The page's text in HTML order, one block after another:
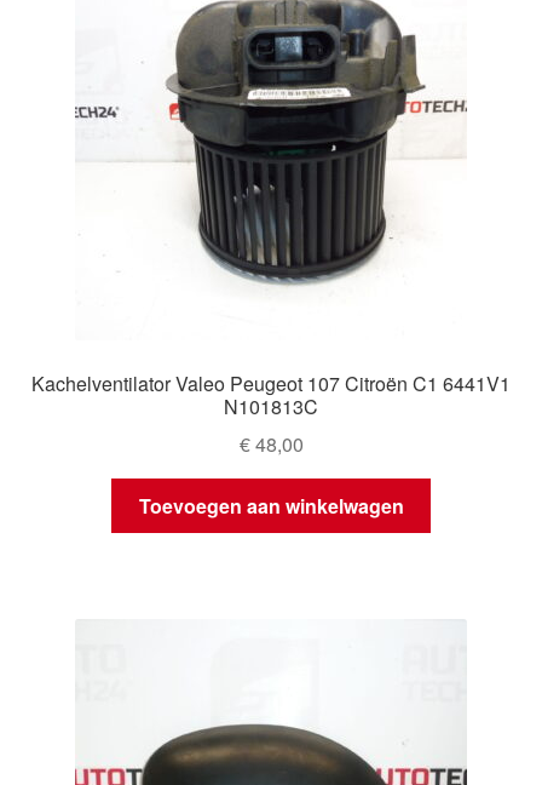
Kachelventilator Valeo Peugeot 107 Citroën C1 6441V1
N101813C
€48,00
Toevoegen aan winkelwagen